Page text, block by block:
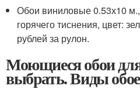
Обои виниловые 0.53х10
горячего тиснения, цвет:
рублей за рулон.
Моющиеся обои
выбрать. Виды